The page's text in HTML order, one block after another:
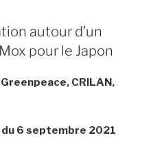
autour d’un
pour le Japon
CRILAN,
6 septembre 2021